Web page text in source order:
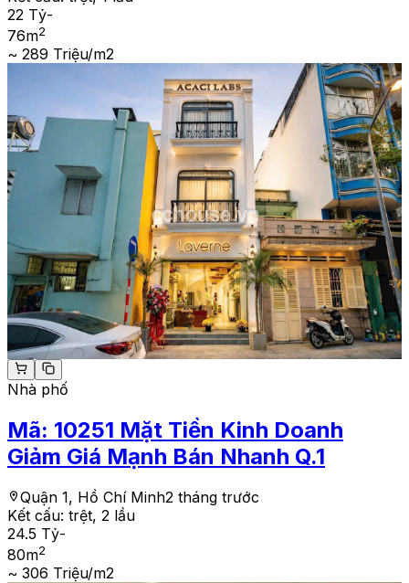
22 Tỷ-
76m2
~ 289 Triệu/m2
Nhà phố
Mã: 10251 Mặt Tiền Kinh Doanh
Giảm Giá Mạnh Bán Nhanh Q.1
Quận 1, Hồ Chí Minh2 tháng trước
Kết cấu: trệt, 2 lầu
24.5 Tỷ-
80m2
~ 306 Triệu/m2